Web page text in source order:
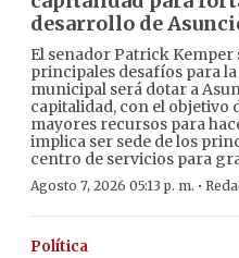
desarrollo de
El senador Patrick Kemper
principales desafíos para
municipal será dotar a
capitalidad, con el objetivo
mayores recursos para
implica ser sede de los
centro de servicios para
Agosto 7, 2026 05:13 p. m. ·
Política